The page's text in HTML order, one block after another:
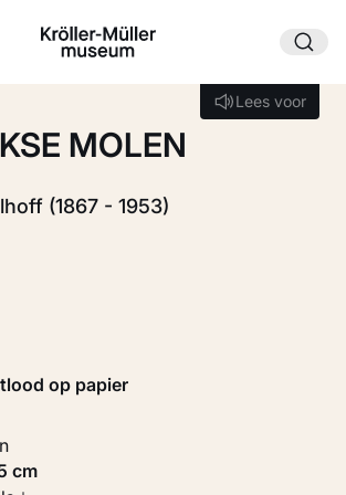
Lees voor
Lees voor
MOLEN
(1867 - 1953)
op papier
cm